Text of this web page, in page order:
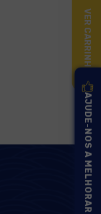
VER CARRINHO
AJUDE-NOS A MELHORAR